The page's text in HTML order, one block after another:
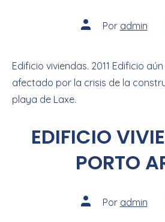
Por admin
Edificio viviendas. 2011 Edificio
afectado por la crisis de la
playa de Laxe.
EDIFICIO
PORTO
Por admin